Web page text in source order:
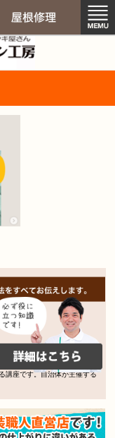
講座です。自治体が主催する